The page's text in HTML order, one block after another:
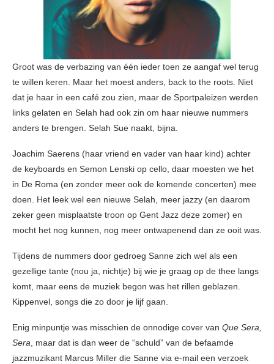
Groot was de verbazing van één ieder toen ze aangaf wel terug
te willen keren. Maar het moest anders, back to the roots. Niet
dat je haar in een café zou zien, maar de Sportpaleizen werden
links gelaten en Selah had ook zin om haar nieuwe nummers
anders te brengen. Selah Sue naakt, bijna.
Joachim Saerens (haar vriend en vader van haar kind) achter
de keyboards en Semon Lenski op cello, daar moesten we het
in De Roma (en zonder meer ook de komende concerten) mee
doen. Het leek wel een nieuwe Selah, meer jazzy (en daarom
zeker geen misplaatste troon op Gent Jazz deze zomer) en
mocht het nog kunnen, nog meer ontwapenend dan ze ooit was.
Tijdens de nummers door gedroeg Sanne zich wel als een
gezellige tante (nou ja, nichtje) bij wie je graag op de thee langs
komt, maar eens de muziek begon was het rillen geblazen.
Kippenvel, songs die zo door je lijf gaan.
Enig minpuntje was misschien de onnodige cover van Que Sera,
Sera, maar dat is dan weer de “schuld” van de befaamde
jazzmuzikant Marcus Miller die Sanne via e-mail een verzoek